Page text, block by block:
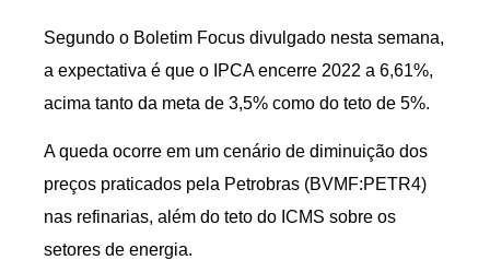
Segundo o Boletim Focus divulgado nesta semana,
a expectativa é que o IPCA encerre 2022 a 6,61%,
acima tanto da meta de 3,5% como do teto de 5%.
A queda ocorre em um cenário de diminuição dos
preços praticados pela Petrobras (BVMF:PETR4)
nas refinarias, além do teto do ICMS sobre os
setores de energia.